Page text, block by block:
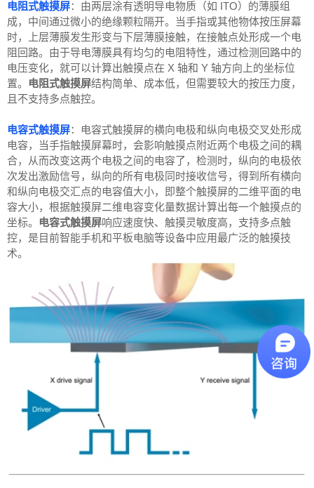
电阻式触摸屏：由两层涂有透明导电物质（如 ITO）的薄膜组
成，中间通过微小的绝缘颗粒隔开。当手指或其他物体按压屏幕
时，上层薄膜发生形变与下层薄膜接触，在接触点处形成一个电
阻回路。由于导电薄膜具有均匀的电阻特性，通过检测回路中的
电压变化，就可以计算出触摸点在 X 轴和 Y 轴方向上的坐标位
置。
电阻式触摸屏结构简单、成本低，但需要较大的按压力度，
且不支持多点触控。
电容式触摸屏：电容式触摸屏的横向电极和纵向电极交叉处形成
电容，当手指触摸屏幕时，会影响触摸点附近两个电极之间的耦
合，从而改变这两个电极之间的电容了，检测时，纵向的电极依
次发出激励信号，纵向的所有电极同时接收信号，得到所有横向
和纵向电极交汇点的电容值大小，即整个触摸屏的二维平面的电
容大小，根据触摸屏二维电容变化量数据计算出每一个触摸点的
坐标。
电容式触摸屏响应速度快、触摸灵敏度高，支持多点触
控，是目前智能手机和平板电脑等设备中应用最广泛的触摸技
术。